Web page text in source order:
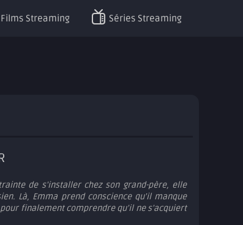
Films Streaming Séries Streaming
de s'installer chez son grand-père, elle
Là, Emma prend conscience qu'il manque
finalement comprendre qu'il ne s'acquiert